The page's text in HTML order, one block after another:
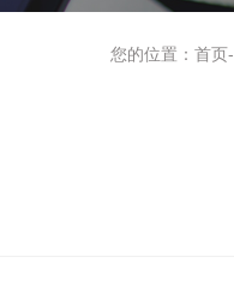
您的位置： 首页-